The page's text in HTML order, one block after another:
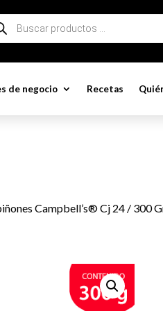
de negocio Recetas
Campbell’s® Cj 24 / 300